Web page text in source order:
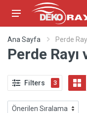
Ana Sayfa Perde
Perde Rayı
Filters 3